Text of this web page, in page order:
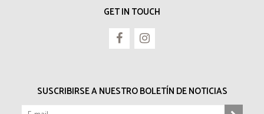
GET IN TOUCH
SUSCRIBIRSE A NUESTRO BOLETÍN DE NOTICIAS